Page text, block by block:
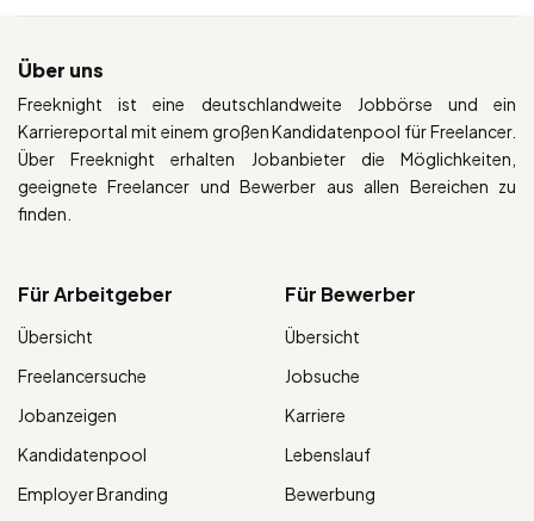
Über uns
Freeknight ist eine deutschlandweite Jobbörse und ein
Karriereportal mit einem großen Kandidatenpool für Freelancer.
Über Freeknight erhalten Jobanbieter die Möglichkeiten,
geeignete Freelancer und Bewerber aus allen Bereichen zu
finden.
Für Arbeitgeber
Übersicht
Freelancersuche
Jobanzeigen
Kandidatenpool
Employer Branding
Für Bewerber
Übersicht
Jobsuche
Karriere
Lebenslauf
Bewerbung